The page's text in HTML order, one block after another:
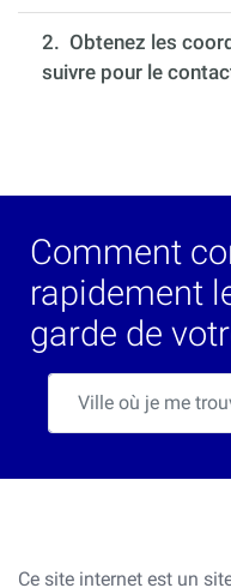
2. Obtenez les
suivre pour le
Comment
rapidement
garde de
Ce site internet est un